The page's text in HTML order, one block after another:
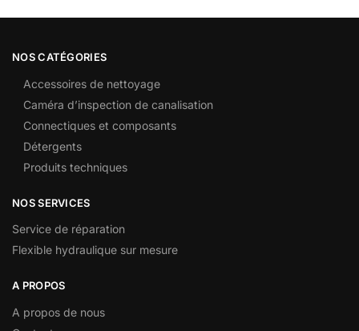
NOS CATÉGORIES
Accessoires de nettoyage
Caméra d’inspection de canalisation
Connectiques et composants
Détergents
Produits techniques
NOS SERVICES
Service de réparation
Flexible hydraulique sur mesure
A PROPOS
A propos de nous